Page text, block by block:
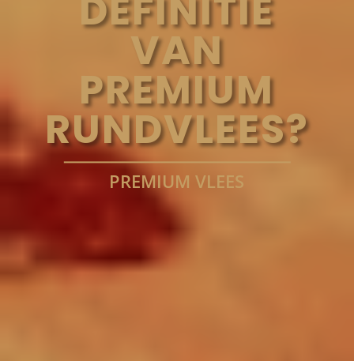
DEFINITIE
VAN
PREMIUM
RUNDVLEES?
PREMIUM VLEES